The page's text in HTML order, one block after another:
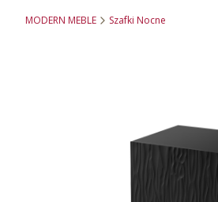
MODERN MEBLE Szafki Nocne